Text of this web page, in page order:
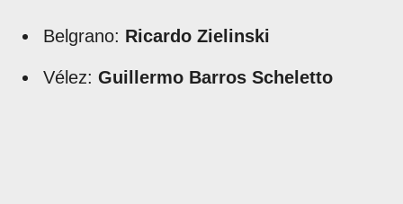
Belgrano: Ricardo Zielinski
Vélez: Guillermo Barros Scheletto